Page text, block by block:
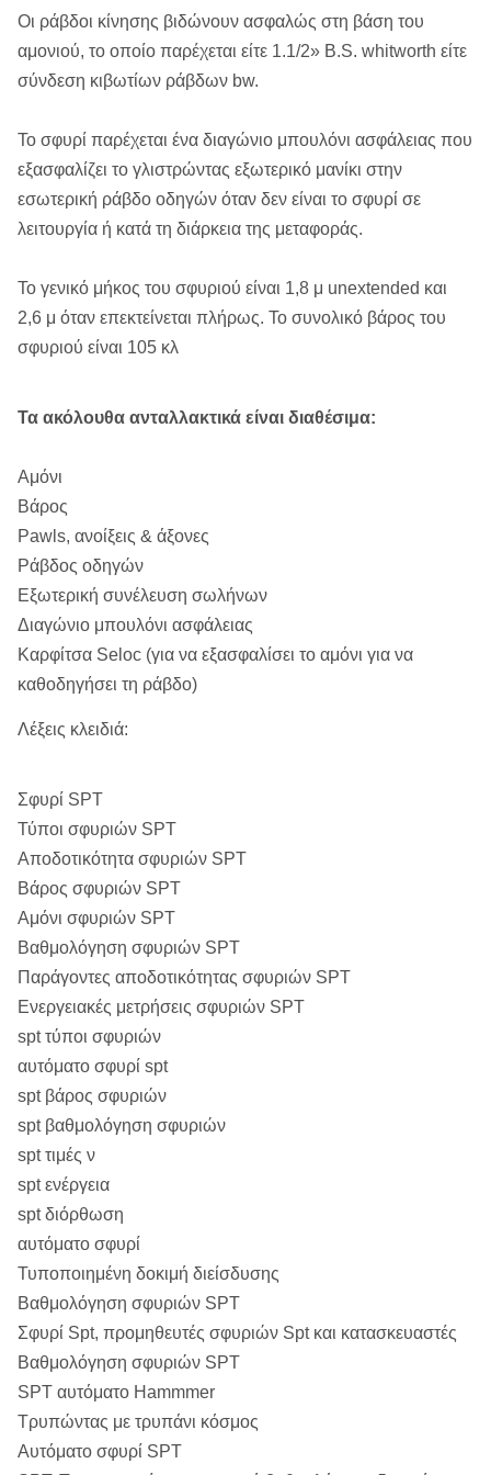
Οι ράβδοι κίνησης βιδώνουν ασφαλώς στη βάση του
αμονιού, το οποίο παρέχεται είτε 1.1/2» B.S. whitworth είτε
σύνδεση κιβωτίων ράβδων bw.
Το σφυρί παρέχεται ένα διαγώνιο μπουλόνι ασφάλειας που
εξασφαλίζει το γλιστρώντας εξωτερικό μανίκι στην
εσωτερική ράβδο οδηγών όταν δεν είναι το σφυρί σε
λειτουργία ή κατά τη διάρκεια της μεταφοράς.
Το γενικό μήκος του σφυριού είναι 1,8 μ unextended και
2,6 μ όταν επεκτείνεται πλήρως. Το συνολικό βάρος του
σφυριού είναι 105 κλ
Τα ακόλουθα ανταλλακτικά είναι διαθέσιμα:
Αμόνι
Βάρος
Pawls, ανοίξεις & άξονες
Ράβδος οδηγών
Εξωτερική συνέλευση σωλήνων
Διαγώνιο μπουλόνι ασφάλειας
Καρφίτσα Seloc (για να εξασφαλίσει το αμόνι για να
καθοδηγήσει τη ράβδο)
Λέξεις κλειδιά:
Σφυρί SPT
Τύποι σφυριών SPT
Αποδοτικότητα σφυριών SPT
Βάρος σφυριών SPT
Αμόνι σφυριών SPT
Βαθμολόγηση σφυριών SPT
Παράγοντες αποδοτικότητας σφυριών SPT
Ενεργειακές μετρήσεις σφυριών SPT
spt τύποι σφυριών
αυτόματο σφυρί spt
spt βάρος σφυριών
spt βαθμολόγηση σφυριών
spt τιμές ν
spt ενέργεια
spt διόρθωση
αυτόματο σφυρί
Τυποποιημένη δοκιμή διείσδυσης
Βαθμολόγηση σφυριών SPT
Σφυρί Spt, προμηθευτές σφυριών Spt και κατασκευαστές
Βαθμολόγηση σφυριών SPT
SPT αυτόματο Hammmer
Τρυπώντας με τρυπάνι κόσμος
Αυτόματο σφυρί SPT